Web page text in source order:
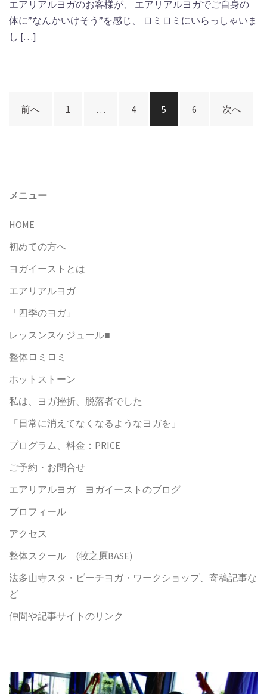
エアリアルヨガのお客様が、 エアリアルヨガでご自身の
体に”なんかいけそう”を感じ、 ロミロミにいらっしゃいま
し […]
投
ー
ョ
ン
前へ 1 … 4 5 6 次へ
メニュー
HOME
初めての方へ
ヨガイーストとは
エアリアルヨガ
「四季のヨガ」
レッスンスケジュール■
整体ロミロミ
ホットストーン
私は、ヨガ挫折、脱落者でした
「日常に消えてなくなるようなヨガを」
プログラム、料金：PRICE
ご予約・お問合せ
エアリアルヨガ ヨガイーストのブログ
プロフィール
アクセス
整体スクール (牧之原BASE)
法多山寺スタ・ビーチヨガ・ワークショップ、寄稿記事な
ど
仲間や記事サイトのリンク